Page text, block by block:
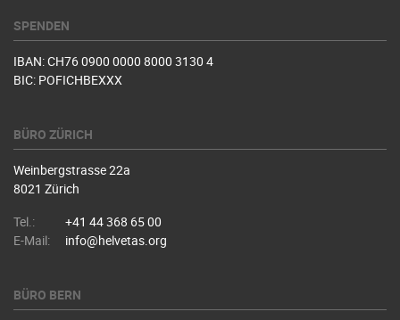
SPENDEN
IBAN: CH76 0900 0000 8000 3130 4
BIC: POFICHBEXXX
BÜRO ZÜRICH
Weinbergstrasse 22a
8021 Zürich
Tel.:
+41 44 368 65 00
E-Mail:
info@helvetas.org
BÜRO BERN